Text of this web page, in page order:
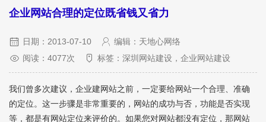
企业网站合理的定位既省钱又省力
日期：2013-07-10
编辑：天地心网络
阅读：4077次
标签：深圳网站建设，企业网站建设
我们曾多次建议，企业建网站之前，一定要给网站一个合理、准确
的定位。这一步骤是非常重要的，网站的成功与否，功能是否实现
等，都是有网站定位来评价的。如果您对网站都没有定位，那网站